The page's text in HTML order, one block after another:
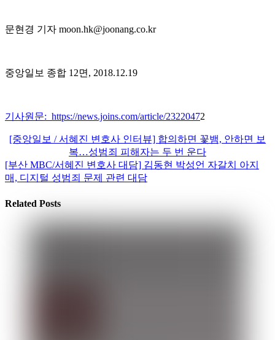
문현경 기자 moon.hk@joonang.co.kr
중앙일보 종합 12면, 2018.12.19
기사원문: https://news.joins.com/article/23220472
[중앙일보 / 서혜진 변호사 인터뷰] 합의하면 꽃뱀, 안하면 보
복…성범죄 피해자는 두 번 운다
[부산 MBC/서혜진 변호사 대담] 김동현 박성언 자갈치 아지
매, 디지털 성범죄 문제 관련 대담
Related Posts